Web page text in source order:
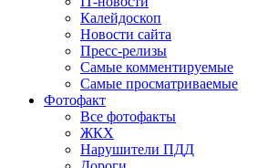
Калейдоскоп
Новости сайта
Пресс-релизы
Самые комментируемые
Самые просматриваемые
Фотофакт
Все фотофакты
ЖКХ
Нарушители ПДД